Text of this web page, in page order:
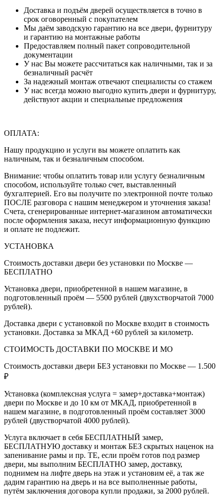
Доставка и подъём дверей осуществляется в точно в
срок оговоренный с покупателем
Мы даём заводскую гарантию на все двери, фурнитуру
и гарантию на монтажные работы
Предоставляем полный пакет сопроводительной
документации
У нас Вы можете рассчитаться как наличными, так и за
безналичный расчёт
За надежный монтаж отвечают специалисты со стажем
У нас всегда можно выгодно купить двери и фурнитуру,
действуют акции и специальные предложения
ОПЛАТА:
Нашу продукцию и услуги вы можете оплатить как
наличным, так и безналичным способом.
Внимание: чтобы оплатить товар или услугу безналичным
способом, используйте только счет, выставленный
бухгалтерией. Его вы получите по электронной почте только
ПОСЛЕ разговора с нашим менеджером и уточнения заказа!
Счета, сгенерированные интернет-магазином автоматически
после оформления заказа, несут информационную функцию
и оплате не подлежит.
УСТАНОВКА
Стоимость доставки двери без установки по Москве —
БЕСПЛАТНО
Установка двери, приобретенной в нашем магазине, в
подготовленный проём — 5500 рублей (двухстворчатой 7000
рублей).
Доставка двери с установкой по Москве входит в стоимость
установки. Доставка за МКАД +60 рублей за километр.
СТОИМОСТЬ ДОСТАВКИ ПО МОСКВЕ И МО
Стоимость доставки двери БЕЗ установки по Москве — 1.500
₽
Установка (комплексная услуга = замер+доставка+монтаж)
двери по Москве и до 10 км от МКАД, приобретенной в
нашем магазине, в подготовленный проём составляет 3000
рублей (двустворчатой 4000 рублей).
Услуга включает в себя БЕСПЛАТНЫЙ замер,
БЕСПЛАТНУЮ доставку и монтаж БЕЗ скрытых наценок на
запенивание рамы и пр. ТЕ, если проём готов под размер
двери, мы выполним БЕСПЛАТНО замер, доставку,
поднимем на лифте дверь на этаж и установим её, а так же
дадим гарантию на дверь и на все выполненные работы,
путём заключения договора купли продажи, за 2000 рублей.